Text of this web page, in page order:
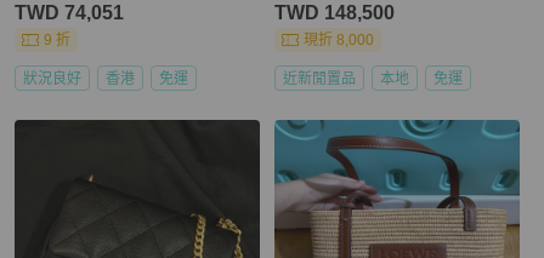
TWD 74,051
9 折
狀況良好 香港 免運
TWD 148,500
現折 8,000
近新閒置品 本地 免運